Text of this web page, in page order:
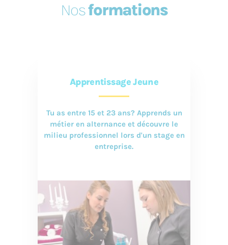
Nosformations
Apprentissage Jeune
Tu as entre 15 et 23 ans? Apprends un
métier en alternance et découvre le
milieu professionnel lors d'un stage en
entreprise.